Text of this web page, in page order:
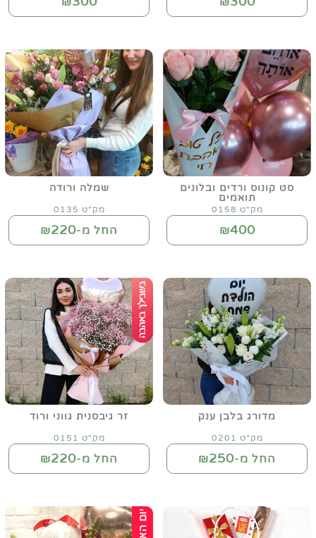
סט קונוס ורדים ובלונים
תואמים
מק"ט 0158
₪400
שמלה ורודה
מק"ט 0135
החל מ-₪220
מדורג בלבן ענק
מק"ט 0201
החל מ-₪250
זר גיבסנית גווני ורוד
מק"ט 0151
החל מ-₪220